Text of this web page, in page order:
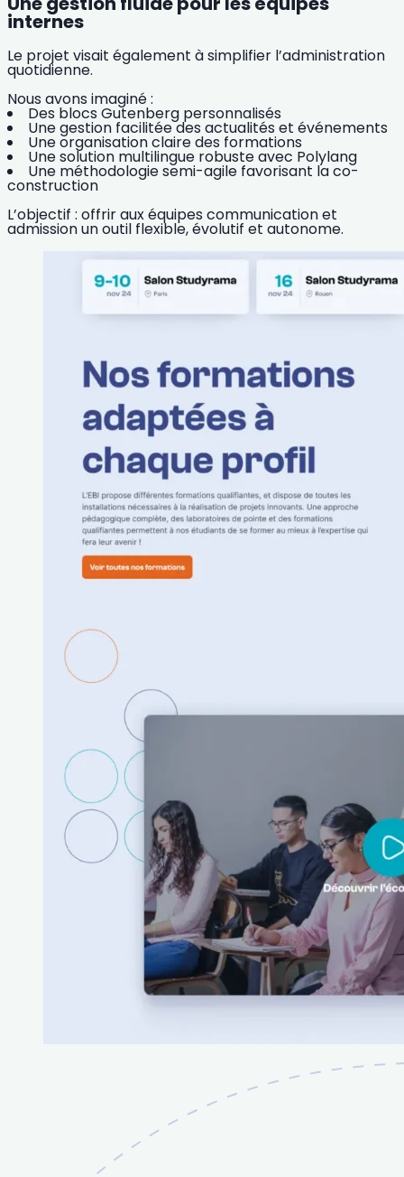
internes
Le projet visait également à simplifier l’administration
quotidienne.
Nous avons imaginé :
Des blocs Gutenberg personnalisés
Une gestion facilitée des actualités et événements
Une organisation claire des formations
Une solution multilingue robuste avec Polylang
Une méthodologie semi-agile favorisant la co-
construction
L’objectif : offrir aux équipes communication et
admission un outil flexible, évolutif et autonome.